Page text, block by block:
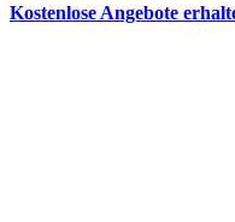
Kostenlose Angebote